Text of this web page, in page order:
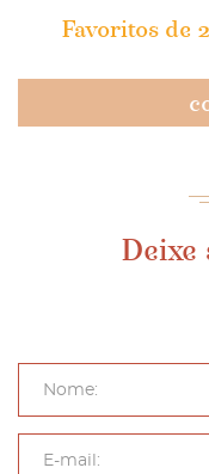
Favoritos de
Deixe